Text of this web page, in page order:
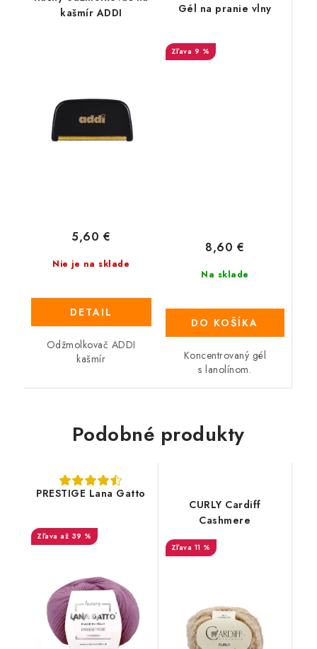
kašmír ADDI
Nie je na sklade
5,60 €
DETAIL
Odžmolkovač ADDI
kašmír
Gél na pranie vlny
9 %
Na sklade
8,60 €
DO KOŠÍKA
Koncentrovaný gél
s lanolínom.
Podobné produkty
PRESTIGE Lana Gatto
až 39 %
CURLY Cardiff
Cashmere
11 %